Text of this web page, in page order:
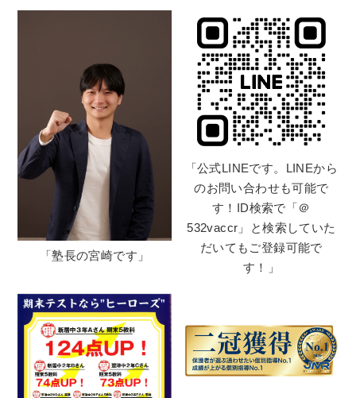
「塾長の宮崎です」
「公式LINEです。LINEから
のお問い合わせも可能で
す！ID検索で「＠
532vaccr」と検索していた
だいてもご登録可能で
す！」